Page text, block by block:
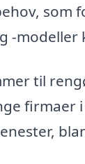
som
-modeller
til
firmaer